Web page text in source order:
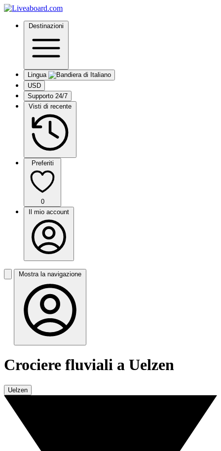
Destinazioni
Lingua
USD
Supporto 24/7
Visti di recente
Preferiti
0
Il mio account
Mostra la navigazione
Crociere fluviali a Uelzen
Uelzen